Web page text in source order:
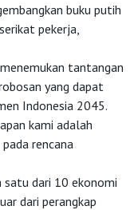
buku putih
pekerja,
tantangan
yang dapat
Indonesia 2045.
kami adalah
rencana
satu dari 10 ekonomi
dari perangkap